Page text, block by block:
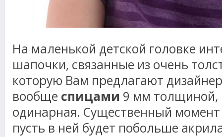
На маленькой детской головке
шапочки, связанные из очень
которую Вам предлагают
вообще спицами 9 мм толщиной,
одинарная. Существенный
пусть в ней будет побольше